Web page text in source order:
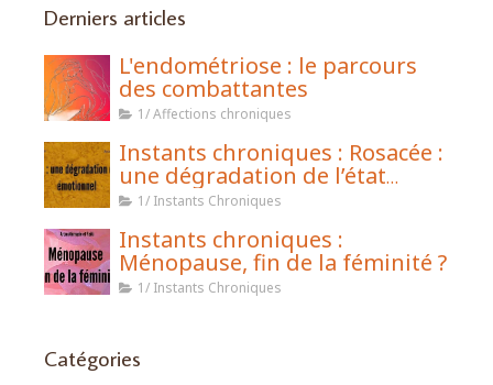
Derniers articles
L'endométriose : le parcours
des combattantes
1/ Affections chroniques
Instants chroniques : Rosacée :
une dégradation de l’état
émotionnel
1/ Instants Chroniques
Instants chroniques :
Ménopause, fin de la féminité ?
1/ Instants Chroniques
Catégories